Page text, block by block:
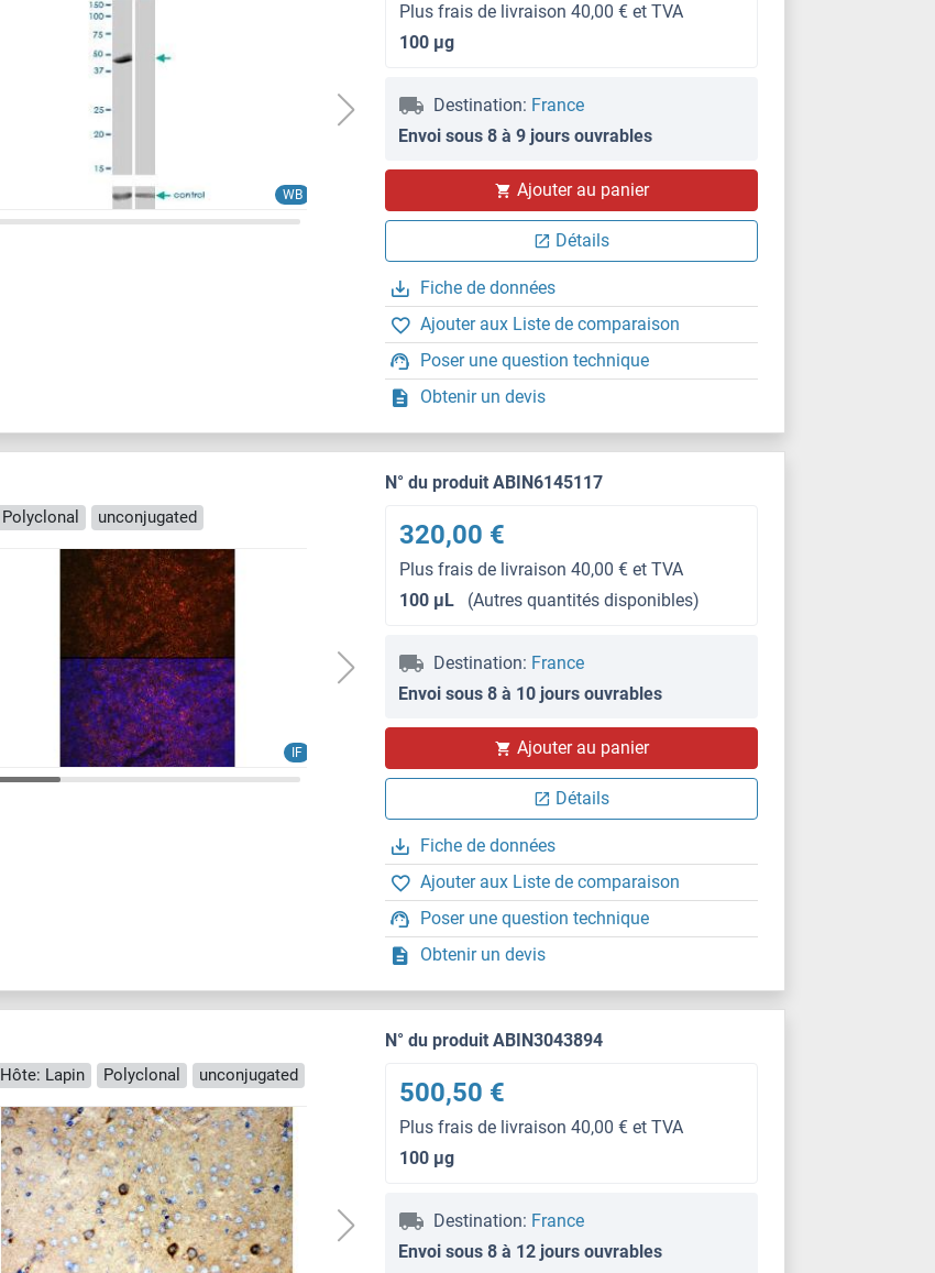
WB
ELISA
Plus frais de livraison 40,00 € et TVA
100 μg
Destination: France
Envoi sous 8 à 9 jours ouvrables
Ajouter au panier
Détails
Fiche de données
Ajouter aux Liste de comparaison
Poser une question technique
Obtenir un devis
Polyclonal unconjugated
IF
N° du produit ABIN6145117
320,00 €
Plus frais de livraison 40,00 € et TVA
100 μL
(Autres quantités disponibles)
Destination: France
Envoi sous 8 à 10 jours ouvrables
Ajouter au panier
Détails
Fiche de données
Ajouter aux Liste de comparaison
Poser une question technique
Obtenir un devis
Hôte: Lapin Polyclonal unconjugated
N° du produit ABIN3043894
500,50 €
Plus frais de livraison 40,00 € et TVA
100 μg
Destination: France
Envoi sous 8 à 12 jours ouvrables